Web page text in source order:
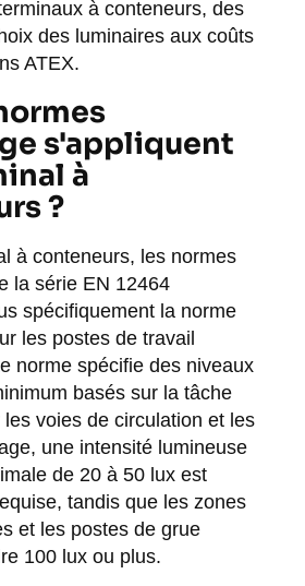
à conteneurs, des
des luminaires aux coûts
ATEX.
s'appliquent
à
?
à conteneurs, les normes
la série EN 12464
spécifiquement la norme
les postes de travail
norme spécifie des niveaux
basés sur la tâche
voies de circulation et les
une intensité lumineuse
de 20 à 50 lux est
tandis que les zones
et les postes de grue
100 lux ou plus.